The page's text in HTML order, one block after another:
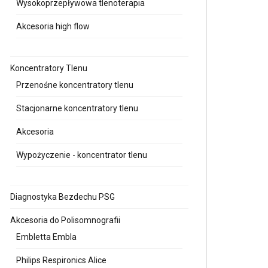
Wysokoprzepływowa tlenoterapia
Akcesoria high flow
Koncentratory Tlenu
Przenośne koncentratory tlenu
Stacjonarne koncentratory tlenu
Akcesoria
Wypożyczenie - koncentrator tlenu
Diagnostyka Bezdechu PSG
Akcesoria do Polisomnografii
Embletta Embla
Philips Respironics Alice